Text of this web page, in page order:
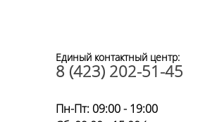
Единый контактный центр:
8 (423) 202-51-45
Пн-Пт: 09:00 - 19:00